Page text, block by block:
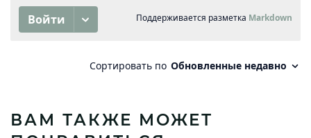
ВАМ ТАКЖЕ МОЖЕТ